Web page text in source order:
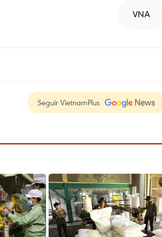
VNA
Seguir VietnamPlus